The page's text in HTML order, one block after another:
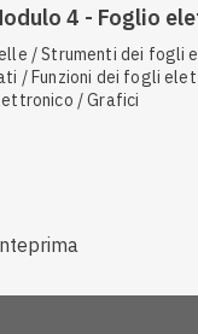
4 - Foglio
/ Strumenti dei fogli
/ Funzioni dei fogli
/ Grafici